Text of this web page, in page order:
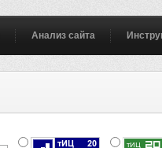
Анализ сайта